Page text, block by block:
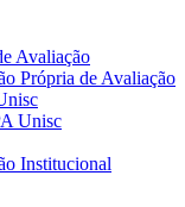
Avaliação
Própria de Avaliação
Unisc
Institucional